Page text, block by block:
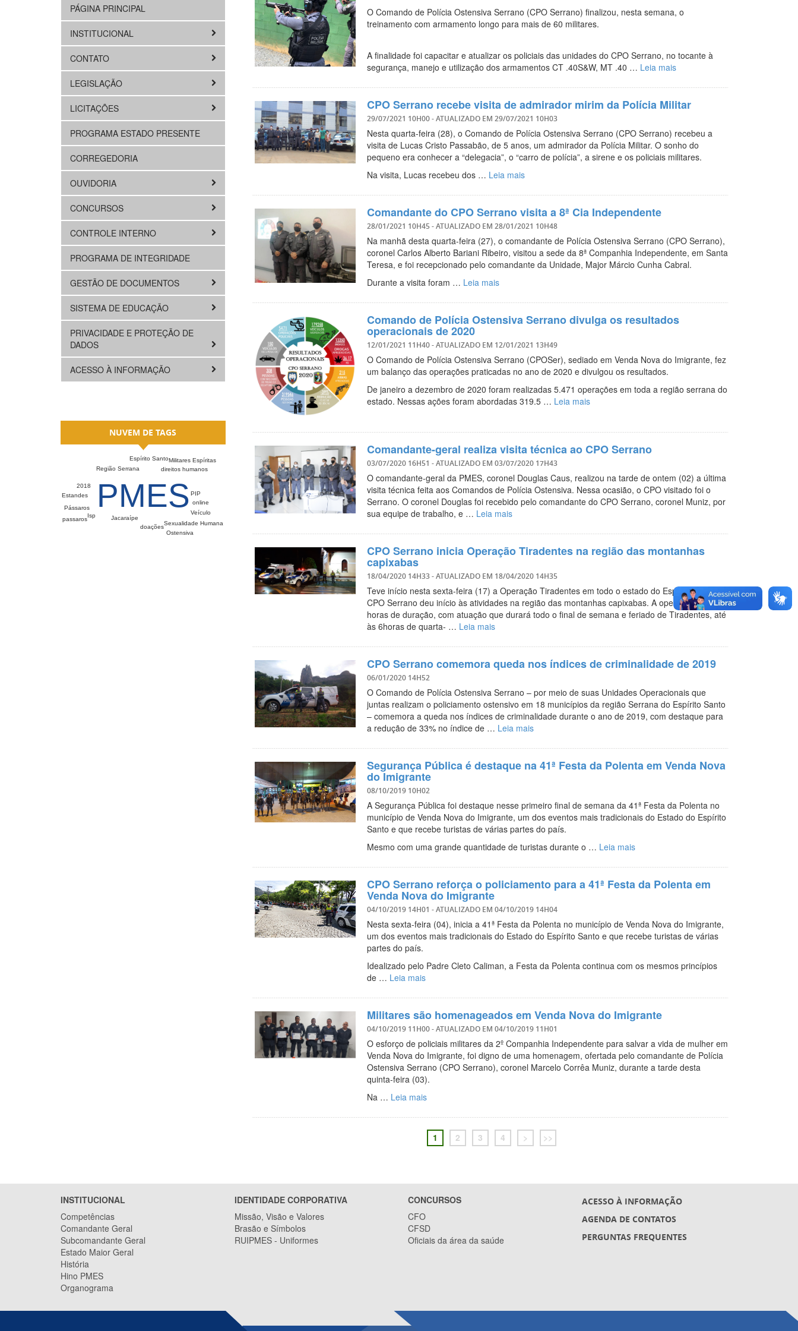
PÁGINA PRINCIPAL
INSTITUCIONAL
CONTATO
LEGISLAÇÃO
LICITAÇÕES
PROGRAMA ESTADO PRESENTE
CORREGEDORIA
OUVIDORIA
CONCURSOS
CONTROLE INTERNO
PROGRAMA DE INTEGRIDADE
GESTÃO DE DOCUMENTOS
SISTEMA DE EDUCAÇÃO
PRIVACIDADE E PROTEÇÃO DE
DADOS
ACESSO À INFORMAÇÃO
NUVEM DE TAGS
PMES
Jacaraípe
Região Serrana
doações
Espírito Santo
direitos humanos
Estandes
Sexualidade Humana
2018
Militares Espíritas
Pássaros
passaros
online
Ostensiva
Veículo
PIP
Isp
O Comando de Polícia Ostensiva Serrano (CPO Serrano) finalizou, nesta semana, o
treinamento com armamento longo para mais de 60 militares.
A finalidade foi capacitar e atualizar os policiais das unidades do CPO Serrano, no tocante à
segurança, manejo e utilização dos armamentos CT .40S&W, MT .40 … Leia mais
CPO Serrano recebe visita de admirador mirim da Polícia Militar
29/07/2021 10H00- ATUALIZADO EM 29/07/2021 10H03
Nesta quarta-feira (28), o Comando de Polícia Ostensiva Serrano (CPO Serrano) recebeu a
visita de Lucas Cristo Passabão, de 5 anos, um admirador da Polícia Militar. O sonho do
pequeno era conhecer a “delegacia”, o “carro de polícia”, a sirene e os policiais militares.
Na visita, Lucas recebeu dos … Leia mais
Comandante do CPO Serrano visita a 8ª Cia Independente
28/01/2021 10H45- ATUALIZADO EM 28/01/2021 10H48
Na manhã desta quarta-feira (27), o comandante de Polícia Ostensiva Serrano (CPO Serrano),
coronel Carlos Alberto Bariani Ribeiro, visitou a sede da 8ª Companhia Independente, em Santa
Teresa, e foi recepcionado pelo comandante da Unidade, Major Márcio Cunha Cabral.
Durante a visita foram … Leia mais
Comando de Polícia Ostensiva Serrano divulga os resultados
operacionais de 2020
12/01/2021 11H40- ATUALIZADO EM 12/01/2021 13H49
O Comando de Polícia Ostensiva Serrano (CPOSer), sediado em Venda Nova do Imigrante, fez
um balanço das operações praticadas no ano de 2020 e divulgou os resultados.
De janeiro a dezembro de 2020 foram realizadas 5.471 operações em toda a região serrana do
estado. Nessas ações foram abordadas 319.5 … Leia mais
Comandante-geral realiza visita técnica ao CPO Serrano
03/07/2020 16H51 - ATUALIZADO EM 03/07/2020 17H43
O comandante-geral da PMES, coronel Douglas Caus, realizou na tarde de ontem (02) a última
visita técnica feita aos Comandos de Polícia Ostensiva. Nessa ocasião, o CPO visitado foi o
Serrano. O coronel Douglas foi recebido pelo comandante do CPO Serrano, coronel Muniz, por
sua equipe de trabalho, e … Leia mais
CPO Serrano inicia Operação Tiradentes na região das montanhas
capixabas
18/04/2020 14H33- ATUALIZADO EM 18/04/2020 14H35
Teve início nesta sexta-feira (17) a Operação Tiradentes em todo o estado do Espírito Santo. O
CPO Serrano deu início às atividades na região das montanhas capixabas. A operação terá 108
horas de duração, com atuação que durará todo o final de semana e feriado de Tiradentes, até
às 6horas de quarta- … Leia mais
CPO Serrano comemora queda nos índices de criminalidade de 2019
06/01/2020 14H52
O Comando de Polícia Ostensiva Serrano – por meio de suas Unidades Operacionais que
juntas realizam o policiamento ostensivo em 18 municípios da região Serrana do Espírito Santo
– comemora a queda nos índices de criminalidade durante o ano de 2019, com destaque para
a redução de 33% no índice de … Leia mais
Segurança Pública é destaque na 41ª Festa da Polenta em Venda Nova
do Imigrante
08/10/2019 10H02
A Segurança Pública foi destaque nesse primeiro final de semana da 41ª Festa da Polenta no
município de Venda Nova do Imigrante, um dos eventos mais tradicionais do Estado do Espírito
Santo e que recebe turistas de várias partes do país.
Mesmo com uma grande quantidade de turistas durante o … Leia mais
CPO Serrano reforça o policiamento para a 41ª Festa da Polenta em
Venda Nova do Imigrante
04/10/2019 14H01 - ATUALIZADO EM 04/10/2019 14H04
Nesta sexta-feira (04), inicia a 41ª Festa da Polenta no município de Venda Nova do Imigrante,
um dos eventos mais tradicionais do Estado do Espírito Santo e que recebe turistas de várias
partes do país.
Idealizado pelo Padre Cleto Caliman, a Festa da Polenta continua com os mesmos princípios
de … Leia mais
Militares são homenageados em Venda Nova do Imigrante
04/10/2019 11H00- ATUALIZADO EM 04/10/2019 11H01
O esforço de policiais militares da 2º Companhia Independente para salvar a vida de mulher em
Venda Nova do Imigrante, foi digno de uma homenagem, ofertada pelo comandante de Polícia
Ostensiva Serrano (CPO Serrano), coronel Marcelo Corrêa Muniz, durante a tarde desta
quinta-feira (03).
Na … Leia mais
1 2 3 4 > >>
INSTITUCIONAL
Competências
Comandante Geral
Subcomandante Geral
Estado Maior Geral
História
Hino PMES
Organograma
IDENTIDADE CORPORATIVA
Missão, Visão e Valores
Brasão e Símbolos
RUIPMES - Uniformes
CONCURSOS
CFO
CFSD
Oficiais da área da saúde
ACESSO À INFORMAÇÃO
AGENDA DE CONTATOS
PERGUNTAS FREQUENTES